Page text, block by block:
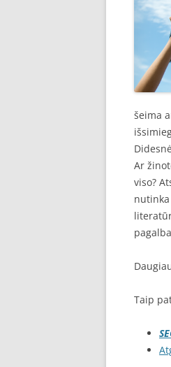
šeima
Ar
viso?
Taip